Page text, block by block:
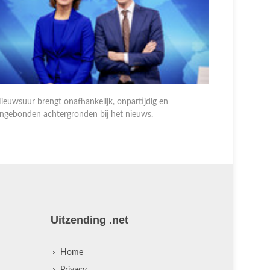
brengt onafhankelijk, onpartijdig en
achtergronden bij het nieuws.
Uitzending .net
Home